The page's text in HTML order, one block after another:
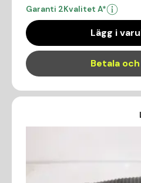
Garanti 2Kvalitet A*
Lägg i
Betala